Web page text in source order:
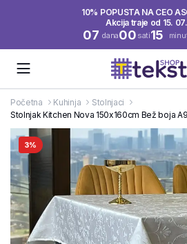
10% POPUSTA NA CEO
Akcija traje od 15.
07 dana00 sati15
Početna Kuhinja
Stolnjaci
Stolnjak Kitchen Nova 150x160cm Bež boja
3%